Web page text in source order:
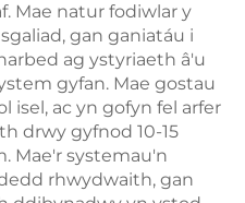
Mae natur fodiwlar y
gan ganiatáu i
ag ystyriaeth â'u
gyfan. Mae gostau
isel, ac yn gofyn fel arfer
drwy gyfnod 10-15
Mae'r systemau'n
rhwydwaith, gan